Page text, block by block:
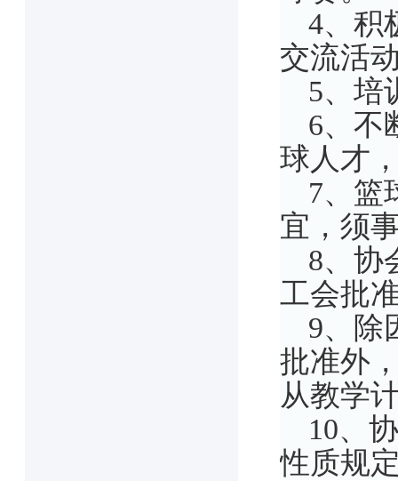
4、积
交流活
5、培
6、不
球人才
7、篮
宜，须
8、协
工会批
9、除
批准外
从教学
10、
性质规